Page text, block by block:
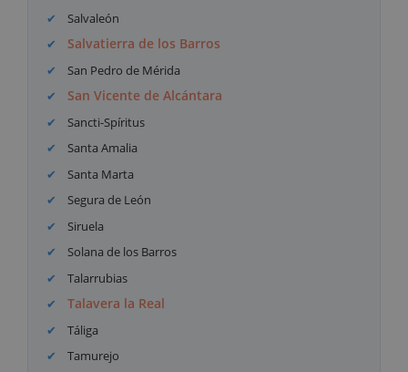
Salvaleón
Salvatierra de los Barros
San Pedro de Mérida
San Vicente de Alcántara
Sancti-Spíritus
Santa Amalia
Santa Marta
Segura de León
Siruela
Solana de los Barros
Talarrubias
Talavera la Real
Táliga
Tamurejo